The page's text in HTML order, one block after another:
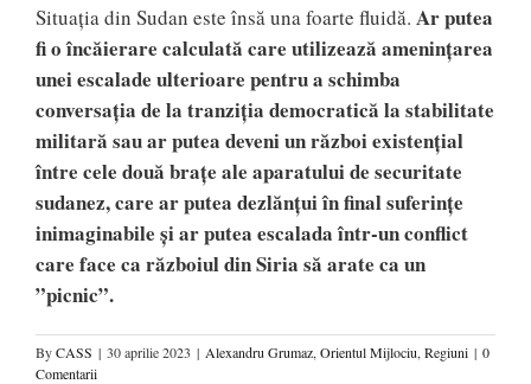
Situația din Sudan este însă una foarte fluidă. Ar putea
fi o încăierare calculată care utilizează amenințarea
unei escalade ulterioare pentru a schimba
conversația de la tranziția democratică la stabilitate
militară sau ar putea deveni un război existențial
între cele două brațe ale aparatului de securitate
sudanez, care ar putea dezlănțui în final suferințe
inimaginabile și ar putea escalada într-un conflict
care face ca războiul din Siria să arate ca un
”picnic”.
ByCASS | 30 aprilie 2023 | Alexandru Grumaz, Orientul Mijlociu, Regiuni | 0
Comentarii